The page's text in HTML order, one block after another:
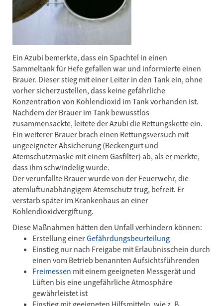
Ein Azubi bemerkte, dass ein Spachtel in einen
Sammeltank für Hefe gefallen war und informierte einen
Brauer. Dieser stieg mit einer Leiter in den Tank ein, ohne
vorher sicherzustellen, dass keine gefährliche
Konzentration von Kohlendioxid im Tank vorhanden ist.
Nachdem der Brauer im Tank bewusstlos
zusammensackte, leitete der Azubi die Rettungskette ein.
Ein weiterer Brauer brach einen Rettungsversuch mit
ungeeigneter Absicherung (Beckengurt und
Atemschutzmaske mit einem Gasfilter) ab, als er merkte,
dass ihm schwindelig wurde.
Der verunfallte Brauer wurde von der Feuerwehr, die
atemluftunabhängigem Atemschutz trug, befreit. Er
verstarb später im Krankenhaus an einer
Kohlendioxidvergiftung.
Diese Maßnahmen hätten den Unfall verhindern können:
Erstellung einerGefährdungsbeurteilung
Einstieg nur nach Freigabe mit Erlaubnisschein durch
einen vom Betrieb benannten Aufsichtsführenden
Freimessen mit einem geeigneten Messgerät und
Lüften bis eine ungefährliche Atmosphäre
gewährleistet ist